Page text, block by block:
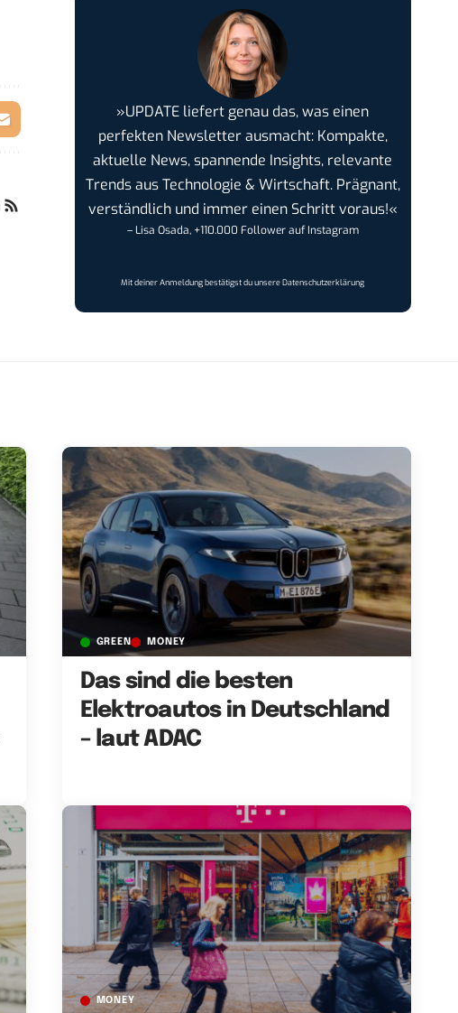
»UPDATE liefert genau das, was einen
perfekten Newsletter ausmacht: Kompakte,
aktuelle News, spannende Insights, relevante
Trends aus Technologie & Wirtschaft. Prägnant,
verständlich und immer einen Schritt voraus!«
– Lisa Osada, +110.000 Follower auf Instagram
Mit deiner Anmeldung bestätigst du unsereDatenschutzerklärung
GREEN MONEY
Das sind die besten
Elektroautos in Deutschland
– laut ADAC
MONEY